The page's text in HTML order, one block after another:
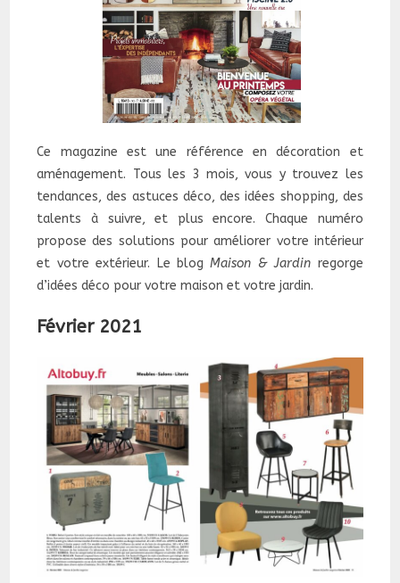
Ce magazine est une référence en décoration et
aménagement. Tous les 3 mois, vous y trouvez les
tendances, des astuces déco, des idées shopping, des
talents à suivre, et plus encore. Chaque numéro
propose des solutions pour améliorer votre intérieur
et votre extérieur. Le blogMaison & Jardin regorge
d’idées déco pour votre maison et votre jardin.
Février 2021